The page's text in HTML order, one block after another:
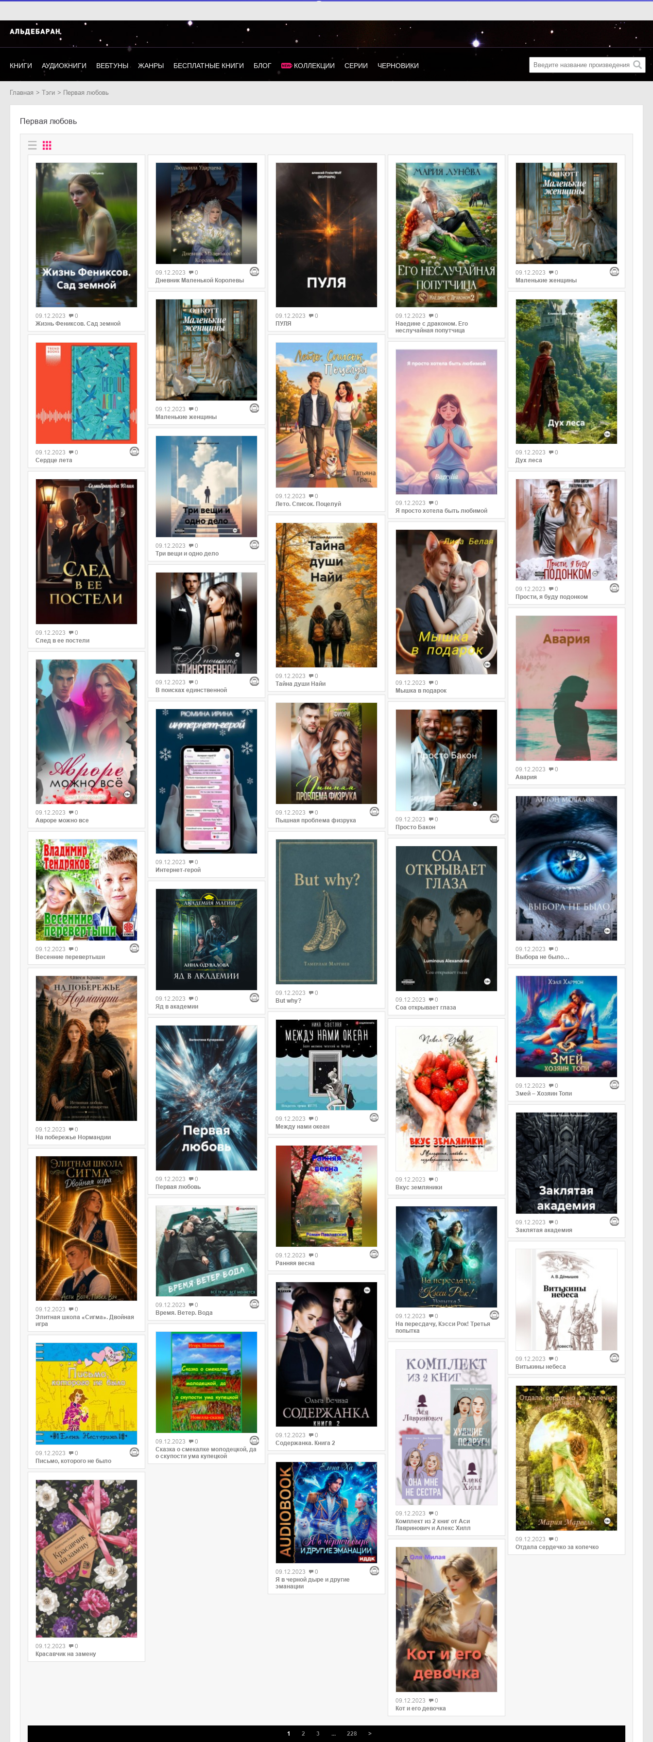
КНИГИ АУДИОКНИГИ ВЕБТУНЫ ЖАНРЫ БЕСПЛАТНЫЕ КНИГИ БЛОГ КОЛЛЕКЦИИ СЕРИИ ЧЕРНОВИКИ
Главная Тэги первая любовь
первая любовь
09.12.2023
0
Жизнь Фениксов. Сад земной
09.12.2023
0
Сердце лета
09.12.2023
0
След в ее постели
09.12.2023
0
Авроре можно все
09.12.2023
0
Весенние перевертыши
09.12.2023
0
На побережье Нормандии
09.12.2023
0
Элитная школа «Сигма». Двойная
игра
09.12.2023
0
Письмо, которого не было
09.12.2023
0
Красавчик на замену
09.12.2023
0
Дневник Маленькой Королевы
09.12.2023
0
Маленькие женщины
09.12.2023
0
Три вещи и одно дело
09.12.2023
0
В поисках единственной
09.12.2023
0
Интернет-герой
09.12.2023
0
Яд в академии
09.12.2023
0
Первая любовь
09.12.2023
0
Время. Ветер. Вода
09.12.2023
0
Сказка о смекалке молодецкой, да
о скупости ума купецкой
09.12.2023
0
ПУЛЯ
09.12.2023
0
Лето. Список. Поцелуй
09.12.2023
0
Тайна души Найи
09.12.2023
0
Пышная проблема физрука
09.12.2023
0
But why?
09.12.2023
0
Между нами океан
09.12.2023
0
Ранняя весна
09.12.2023
0
Содержанка. Книга 2
09.12.2023
0
Я в черной дыре и другие
эманации
09.12.2023
0
Наедине с драконом. Его
неслучайная попутчица
09.12.2023
0
Я просто хотела быть любимой
09.12.2023
0
Мышка в подарок
09.12.2023
0
Просто Бакон
09.12.2023
0
Соа открывает глаза
09.12.2023
0
Вкус земляники
09.12.2023
0
На пересдачу, Кэсси Рок! Третья
попытка
09.12.2023
0
Комплект из 2 книг от Аси
Лавринович и Алекс Хилл
09.12.2023
0
Кот и его девочка
09.12.2023
0
Маленькие женщины
09.12.2023
0
Дух леса
09.12.2023
0
Прости, я буду подонком
09.12.2023
0
Авария
09.12.2023
0
Выбора не было…
09.12.2023
0
Змей – Хозяин Топи
09.12.2023
0
Заклятая академия
09.12.2023
0
Витькины небеса
09.12.2023
0
Отдала сердечко за колечко
1 2 3 ... 228 >